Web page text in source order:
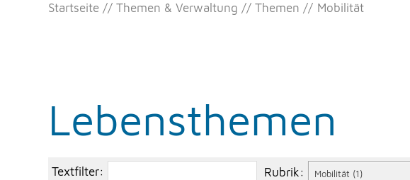
Startseite Themen & Verwaltung Themen Mobilität
Lebensthemen
Textfilter: Rubrik: Mobilität (1)